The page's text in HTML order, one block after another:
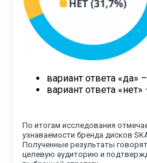
вариант ответа «да» –
вариант ответа
По итогам исследования
узнаваемости бренда дисков
Полученные результаты
целевую аудиторию и